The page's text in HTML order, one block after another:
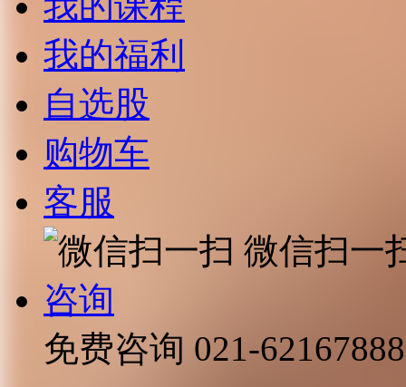
我的福利
自选股
购物车
客服
微信扫一
咨询
免费咨询 021-62167888